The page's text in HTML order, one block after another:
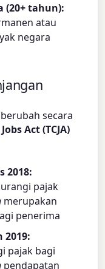
(20+ tahun):
atau
negara
secara
Act (TCJA)
2018:
pajak
merupakan
penerima
2019:
pajak bagi
pendapatan